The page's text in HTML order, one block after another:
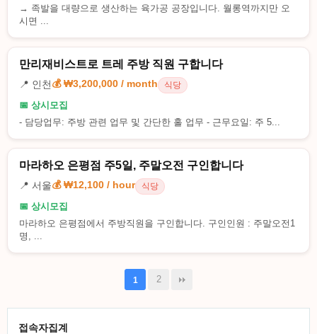
→ 족발을 대량으로 생산하는 육가공 공장입니다. 월롱역까지만 오
시면 ...
만리재비스트로 트레 주방 직원 구합니다
📍 인천💰 ₩3,200,000 / month 식당
📅 상시모집
- 담당업무: 주방 관련 업무 및 간단한 홀 업무 - 근무요일: 주 5...
마라하오 은평점 주5일, 주말오전 구인합니다
📍 서울💰 ₩12,100 / hour 식당
📅 상시모집
마라하오 은평점에서 주방직원을 구인합니다. 구인인원 : 주말오전1
명, ...
1 2
접속자집계